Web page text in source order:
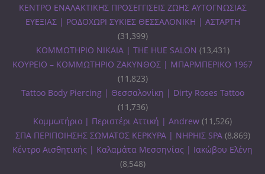
ΚΕΝΤΡΟ ΕΝΑΛΑΚΤΙΚΗΣ ΠΡΟΣΕΓΓΙΣΕΙΣ ΖΩΗΣ ΑΥΤΟΓΝΩΣΙΑΣ
ΕΥΕΞΙΑΣ | ΡΟΔΟΧΩΡΙ ΣΥΚΙΕΣ ΘΕΣΣΑΛΟΝΙΚΗ | ΑΣΤΑΡΤΗ
(31,399)
ΚΟΜΜΩΤΗΡΙΟ ΝΙΚΑΙΑ | THE HUE SALON (13,431)
ΚΟΥΡΕΙΟ – ΚΟΜΜΩΤΗΡΙΟ ΖΑΚΥΝΘΟΣ | ΜΠΑΡΜΠΕΡΙΚΟ 1967
(11,823)
Tattoo Body Piercing | Θεσσαλονίκη | Dirty Roses Tattoo
(11,736)
Κομμωτήριο | Περιστέρι Αττική | Andrew (11,526)
ΣΠΑ ΠΕΡΙΠΟΙΗΣΗΣ ΣΩΜΑΤΟΣ ΚΕΡΚΥΡΑ | ΝΗΡΗΙΣ SPA (8,869)
Κέντρο Αισθητικής | Καλαμάτα Μεσσηνίας | Ιακώβου Ελένη
(8,548)